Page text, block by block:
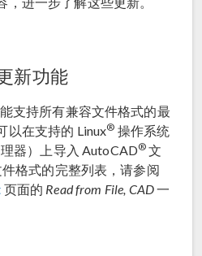
新功能
支持所有兼容文件格式的最
以在支持的 Linux® 操作系统
器）上导入 AutoCAD® 文
格式的完整列表，请参阅
页面的 Read from File, CAD一